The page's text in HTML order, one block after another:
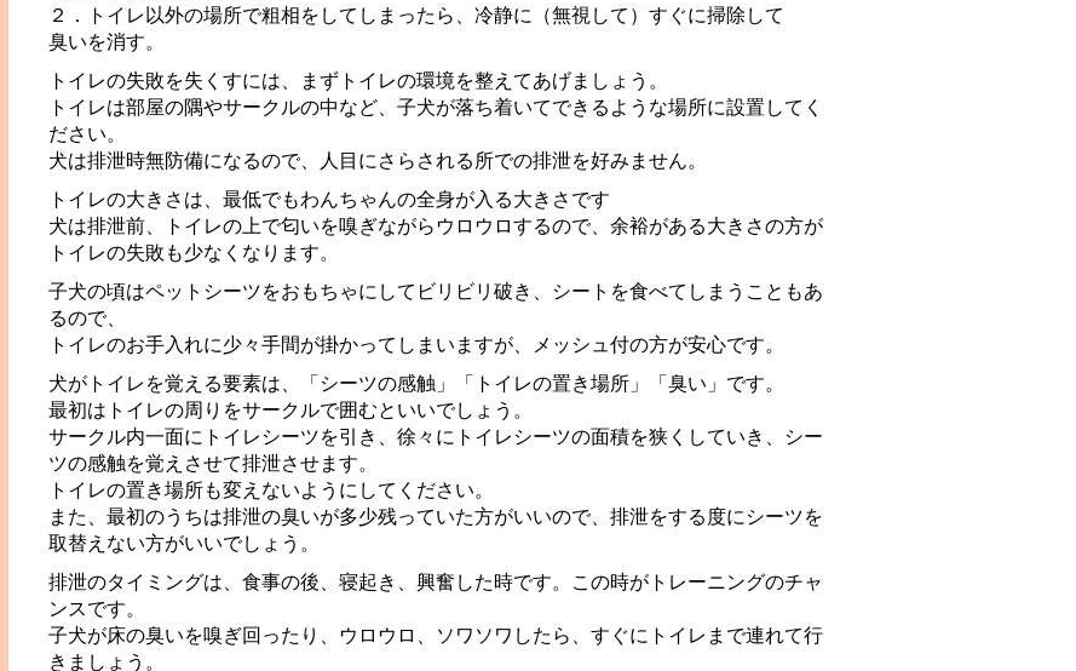
２．トイレ以外の場所で粗相をしてしまったら、冷静に（無視して）すぐに掃除して
臭いを消す。
トイレの失敗を失くすには、まずトイレの環境を整えてあげましょう。
トイレは部屋の隅やサークルの中など、子犬が落ち着いてできるような場所に設置してく
ださい。
犬は排泄時無防備になるので、人目にさらされる所での排泄を好みません。
トイレの大きさは、最低でもわんちゃんの全身が入る大きさです
犬は排泄前、トイレの上で匂いを嗅ぎながらウロウロするので、余裕がある大きさの方が
トイレの失敗も少なくなります。
子犬の頃はペットシーツをおもちゃにしてビリビリ破き、シートを食べてしまうこともあ
るので、
トイレのお手入れに少々手間が掛かってしまいますが、メッシュ付の方が安心です。
犬がトイレを覚える要素は、「シーツの感触」「トイレの置き場所」「臭い」です。
最初はトイレの周りをサークルで囲むといいでしょう。
サークル内一面にトイレシーツを引き、徐々にトイレシーツの面積を狭くしていき、シー
ツの感触を覚えさせて排泄させます。
トイレの置き場所も変えないようにしてください。
また、最初のうちは排泄の臭いが多少残っていた方がいいので、排泄をする度にシーツを
取替えない方がいいでしょう。
排泄のタイミングは、食事の後、寝起き、興奮した時です。この時がトレーニングのチャ
ンスです。
子犬が床の臭いを嗅ぎ回ったり、ウロウロ、ソワソワしたら、すぐにトイレまで連れて行
きましょう。